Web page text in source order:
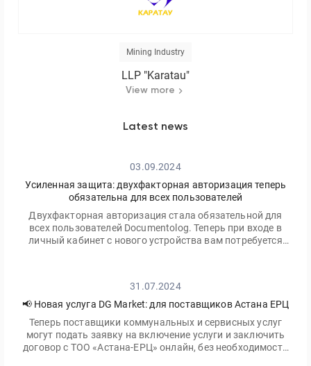
Mining Industry
LLP "Karatau"
View more
Latest news
03.09.2024
Усиленная защита: двухфакторная авторизация теперь
обязательна для всех пользователей
Двухфакторная авторизация стала обязательной для
всех пользователей Documentolog. Теперь при входе в
личный кабинет с нового устройства вам потребуется
31.07.2024
📢 Новая услуга DG Market: для поставщиков Астана ЕРЦ
Теперь поставщики коммунальных и сервисных услуг
могут подать заявку на включение услуги и заключить
договор с ТОО «Астана-ЕРЦ» онлайн, без необходимости